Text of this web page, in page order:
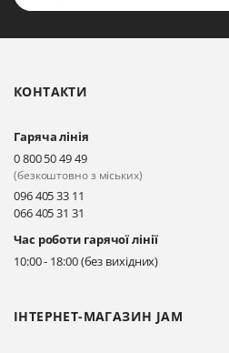
ІНТЕРНЕТ-МАГАЗИН JAM
КОНТАКТИ
Гаряча лінія
0 800 50 49 49
(безкоштовно з міських)
096 405 33 11
066 405 31 31
Час роботи гарячої лінії
10:00 - 18:00 (без вихідних)